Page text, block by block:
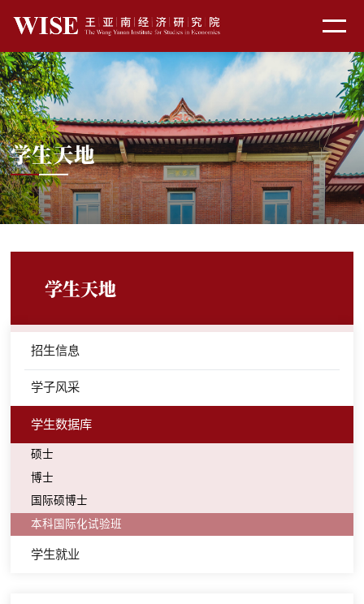
学生天地
学生天地
招生信息
学子风采
学生数据库
硕士
博士
国际硕博士
本科国际化试验班
学生就业